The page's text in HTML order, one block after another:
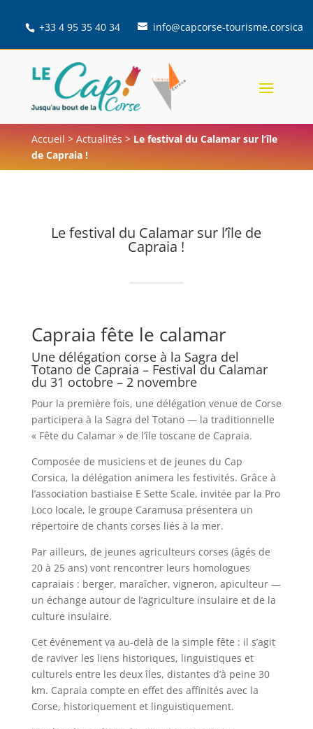
+33 4 95 35 40 34 info@capcorse-tourisme.corsica
Accueil > Actualités > Le festival du Calamar sur l’île
de Capraia !
Le festival du Calamar sur l’île de
Capraia !
Capraia fête le calamar
Une délégation corse à la Sagra del
Totano de Capraia – Festival du Calamar
du 31 octobre – 2 novembre
Pour la première fois, une délégation venue de Corse
participera à la Sagra del Totano — la traditionnelle
« Fête du Calamar » de l’île toscane de Capraia.
Composée de musiciens et de jeunes du Cap
Corsica, la délégation animera les festivités. Grâce à
l’association bastiaise E Sette Scale, invitée par la Pro
Loco locale, le groupe Caramusa présentera un
répertoire de chants corses liés à la mer.
Par ailleurs, de jeunes agriculteurs corses (âgés de
20 à 25 ans) vont rencontrer leurs homologues
capraiais : berger, maraîcher, vigneron, apiculteur —
un échange autour de l’agriculture insulaire et de la
culture insulaire.
Cet événement va au-delà de la simple fête : il s’agit
de raviver les liens historiques, linguistiques et
culturels entre les deux îles, distantes d’à peine 30
km. Capraia compte en effet des affinités avec la
Corse, historiquement et linguistiquement.